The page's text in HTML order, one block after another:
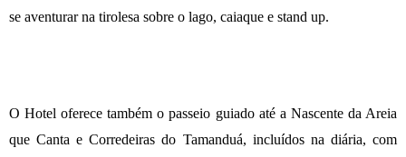
se aventurar na tirolesa sobre o lago, caiaque e stand up.
O Hotel oferece também o passeio guiado até a Nascente da Areia
que Canta e Corredeiras do Tamanduá, incluídos na diária, com